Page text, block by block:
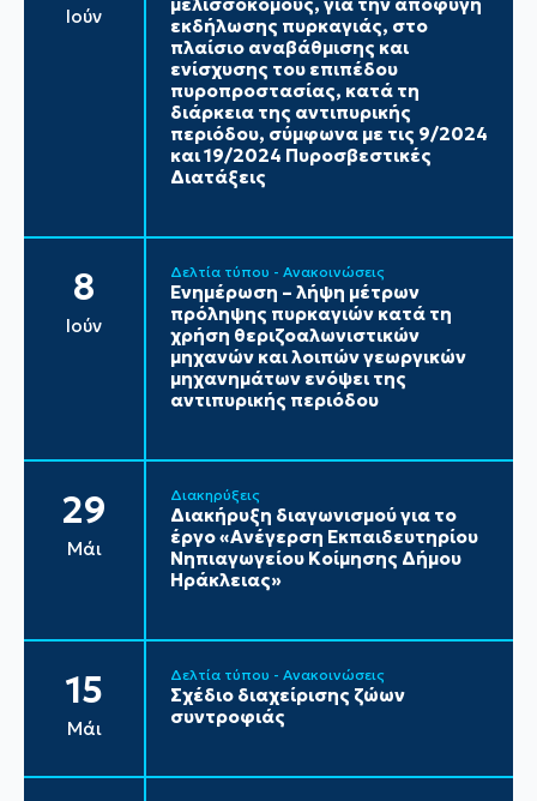
Ιούν
μελισσοκόμους, για την αποφυγή
εκδήλωσης πυρκαγιάς, στο
πλαίσιο αναβάθμισης και
ενίσχυσης του επιπέδου
πυροπροστασίας, κατά τη
διάρκεια της αντιπυρικής
περιόδου, σύμφωνα με τις 9/2024
και 19/2024 Πυροσβεστικές
Διατάξεις
8
Ιούν
Δελτία τύπου - Ανακοινώσεις
Ενημέρωση – λήψη μέτρων
πρόληψης πυρκαγιών κατά τη
χρήση θεριζοαλωνιστικών
μηχανών και λοιπών γεωργικών
μηχανημάτων ενόψει της
αντιπυρικής περιόδου
29
Μάι
Διακηρύξεις
Διακήρυξη διαγωνισμού για το
έργο «Ανέγερση Εκπαιδευτηρίου
Νηπιαγωγείου Κοίμησης Δήμου
Ηράκλειας»
15
Μάι
Δελτία τύπου - Ανακοινώσεις
Σχέδιο διαχείρισης ζώων
συντροφιάς